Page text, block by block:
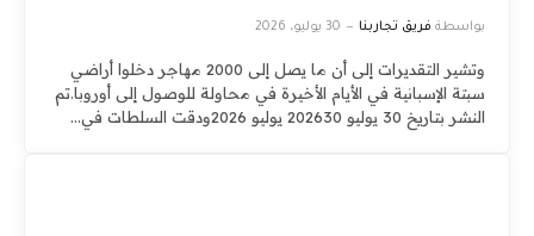
بواسطة فريق تجاربنا 30 يوليو، 2026
وتشير التقديرات إلى أن ما يصل إلى 2000 مهاجر دخلوا أراضي
سبتة الإسبانية في الأيام الأخيرة في محاولة للوصول إلى أوروبا.تم
النشر بتاريخ 30 يوليو 202630 يوليو 2026ودقت السلطات في…